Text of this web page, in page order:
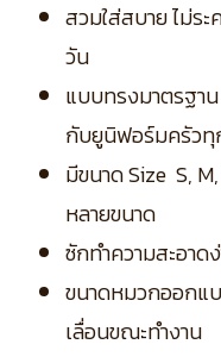
สวมใส่สบาย ไม่ร
วัน
แบบทรงมาตรฐา
กับยูนิฟอร์มครัว
มีขนาด Size S,
หลายขนาด
ซักทำความสะอาด
ขนาดหมวกออกแ
เลื่อนขณะทำงาน